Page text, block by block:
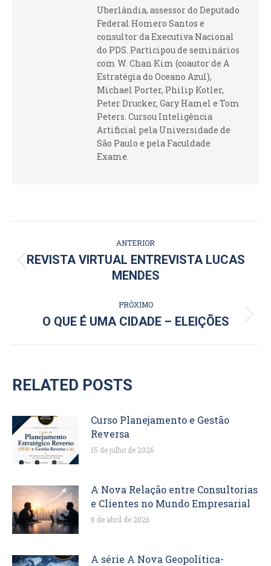
Uberlândia, assessor do Deputado
Federal Homero Santos e
consultor da Executiva Nacional
do PDS. Participou de seminários
com W. Chan Kim (coautor de A
Estratégia do Oceano Azul),
Michael Porter, Philip Kotler,
Peter Drucker, Gary Hamel e Tom
Peters. Cursou Inteligência
Artificial pela Universidade de
São Paulo e pela Faculdade
Exame.
DE
ANTERIOR
Post
anterior:
REVISTA VIRTUAL ENTREVISTA LUCAS
MENDES
PRÓXIMO
Próximo
O QUE É UMA CIDADE – ELEIÇÕES
RELATED POSTS
Curso Planejamento e Gestão
Reversa
15 de julho de 2026
A Nova Relação entre Consultorias
e Clientes no Mundo Empresarial
8 de abril de 2026
A série A Nova Geopolítica-